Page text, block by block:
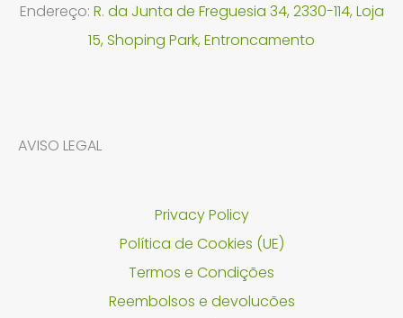
Endereço: R. da Junta de Freguesia 34, 2330-114, Loja
15, Shoping Park, Entroncamento
AVISO LEGAL
Privacy Policy
Política de Cookies (UE)
Termos e Condições
Reembolsos e devolucões